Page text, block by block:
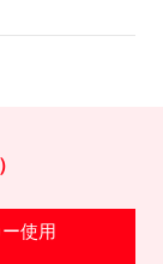
使用